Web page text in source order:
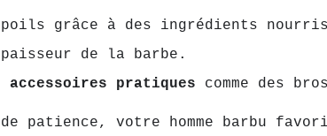
grâce à des ingrédients
de la barbe.
accessoires pratiques comme des
patience, votre homme barbu